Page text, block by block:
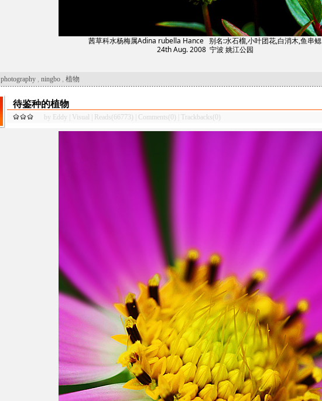
茜草科水杨梅属Adina rubella Hance 别名:水石榴,小叶团花,白消木,鱼串鳃
24th Aug. 2008 宁波 姚江公园
photography , ningbo , 植物
待鉴种的植物
by Eddy Visual Reads(66773) Comments(0) Trackbacks(0)